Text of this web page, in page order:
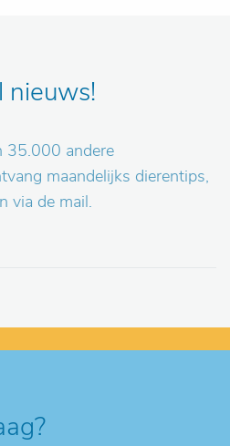
nieuws!
35.000 andere
maandelijks dierentips,
via de mail.